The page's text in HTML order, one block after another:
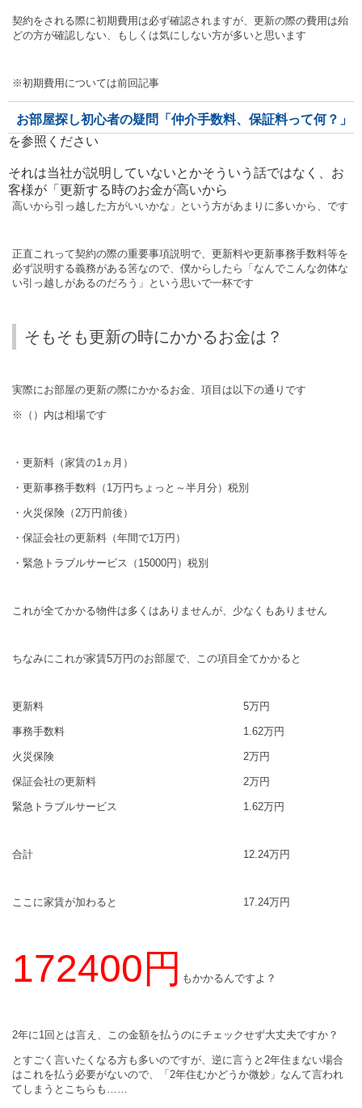
契約をされる際に初期費用は必ず確認されますが、更新の際の費用は殆
どの方が確認しない、もしくは気にしない方が多いと思います
※初期費用については前回記事
お部屋探し初心者の疑問「仲介手数料、保証料って何？」
を参照ください
それは当社が説明していないとかそういう話ではなく、お
客様が「 更新する時のお金が高いから
高いから引っ越した方がいいかな」という方があまりに多いから、です
正直これって契約の際の重要事項説明で、更新料や更新事務手数料等を
必ず説明する義務がある筈なので、僕からしたら「なんでこんな勿体な
い引っ越しがあるのだろう」という思いで一杯です
そもそも更新の時にかかるお金は？
実際にお部屋の更新の際にかかるお金、項目は以下の通りです
※（）内は相場です
・更新料（家賃の1ヵ月）
・更新事務手数料（1万円ちょっと～半月分）税別
・火災保険（2万円前後）
・保証会社の更新料（年間で1万円）
・緊急トラブルサービス（15000円）税別
これが全てかかる物件は多くはありませんが、少なくもありません
ちなみにこれが家賃5万円のお部屋で、この項目全てかかると
更新料 5万円
事務手数料 1.62万円
火災保険 2万円
保証会社の更新料 2万円
緊急トラブルサービス 1.62万円
合計 12.24万円
ここに家賃が加わると 17.24万円
172400円 もかかるんですよ？
2年に1回とは言え、この金額を払うのにチェックせず大丈夫ですか？
とすごく言いたくなる方も多いのですが、逆に言うと2年住まない場合
はこれを払う必要がないので、「2年住むかどうか微妙」なんて言われ
てしまうとこちらも……